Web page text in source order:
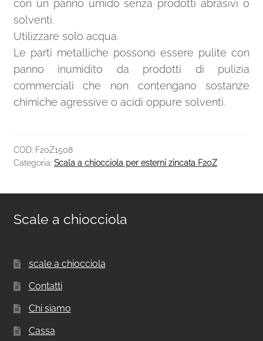
con un panno umido senza prodotti abrasivi o
solventi.
Utilizzare solo acqua.
Le parti metalliche possono essere pulite con
panno inumidito da prodotti di pulizia
commerciali che non contengano sostanze
chimiche agressive o acidi oppure solventi.
COD: F20Z1508
Categoria: Scala a chiocciola per esterni zincata F20Z
Scale a chiocciola
scale a chiocciola
Contatti
Chi siamo
Cassa